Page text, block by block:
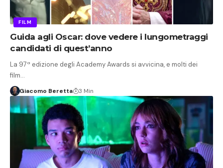
FILM
Guida agli Oscar: dove vedere i lungometraggi
candidati di quest’anno
La 97ª edizione degli Academy Awards si avvicina, e molti dei
film…
Giacomo Beretta 3 Min